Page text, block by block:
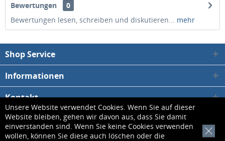
Unsere Website verwendet Cookies. Wenn Sie auf dieser
Website bleiben, gehen wir davon aus, dass Sie damit
einverstanden sind. Wenn Sie keine Cookies verwenden
wollen, können Sie diese auch löschen oder die
[x]
Bewertungen
0
Bewertungen lesen, schreiben und diskutieren... mehr
Shop Service
Informationen
Kontakt
* Alle Preise inkl. gesetzl. Mehrwertsteuer zzgl.Versandkosten, wenn nicht
anders beschrieben